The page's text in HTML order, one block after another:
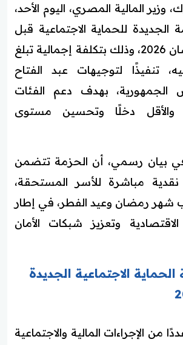
المالية المصري، اليوم الأحد،
الجديدة للحماية الاجتماعية قبل
حلول شهر رمضان 2026، وذلك بتكلفة إجمالية تبلغ
جنيه، تنفيذًا لتوجيهات عبد الفتاح
الجمهورية، بهدف دعم الفئات
والأقل دخلًا وتحسين مستوى
في بيان رسمي، أن الحزمة تتضمن
مباشرة للأسر المستحقة،
شهر رمضان وعيد الفطر، في إطار
وتعزيز شبكات الأمان
الاجتماعية الجديدة
من الإجراءات المالية والاجتماعية